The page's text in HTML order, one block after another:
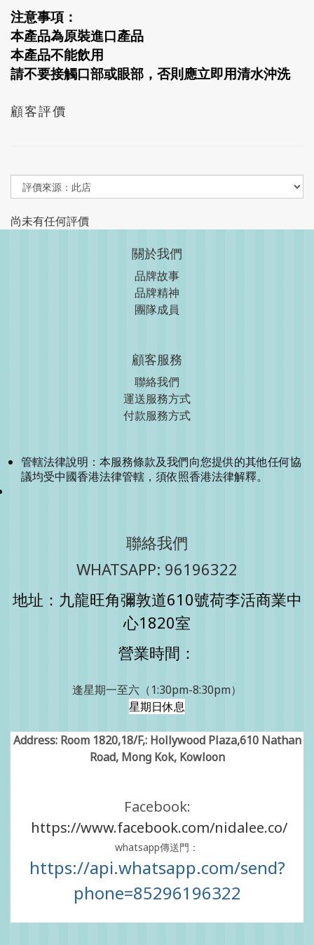
注意事項：
本產品為原裝進口產品
本產品不能飲用
請不要接觸口部或眼部，否則應立即用清水沖洗
顧客評價
尚未有任何評價
關於我們
品牌故事
品牌精神
團隊成員
顧客服務
聯絡我們
運送服務方式
付款服務方式
管轄法律說明：本服務條款及我們向您提供的其他任何協
議均受中國香港法律管轄，須依照香港法律解釋。
聯絡我們
WHATSAPP: 96196322
地址：九龍旺角彌敦道610號荷李活商業中
心1820室
營業時間：
逢星期一至六（1:30pm-8:30pm）
星期日休息
Address: Room 1820,18/F,: Hollywood Plaza,610 Nathan
Road, Mong Kok, Kowloon
Facebook:
https://www.facebook.com/nidalee.co/
whatsapp傳送門：
https://api.whatsapp.com/send?
phone=85296196322